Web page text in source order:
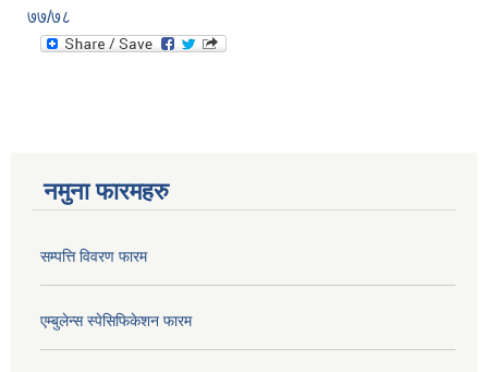
७७/७८
नमुना फारमहरु
सम्पत्ति विवरण फारम
एम्बुलेन्स स्पेसिफिकेशन फारम